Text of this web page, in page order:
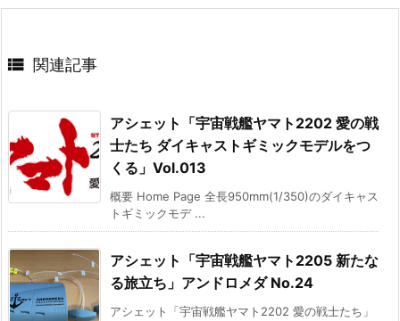
 関連記事
アシェット「宇宙戦艦ヤマト2202 愛の戦
士たち ダイキャストギミックモデルをつ
くる」Vol.013
概要 Home Page 全長950mm(1/350)のダイキャス
トギミックモデ ...
アシェット「宇宙戦艦ヤマト2205 新たな
る旅立ち」アンドロメダ No.24
アシェット「宇宙戦艦ヤマト2202 愛の戦士たち」